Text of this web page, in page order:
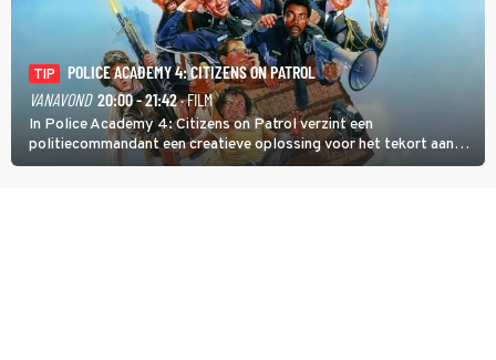
TIP
POLICE ACADEMY 4: CITIZENS ON PATROL
VANAVOND 20:00 - 21:42· FILM
In Police Academy 4: Citizens on Patrol verzint een
politiecommandant een creatieve oplossing voor het tekort aan
agenten.